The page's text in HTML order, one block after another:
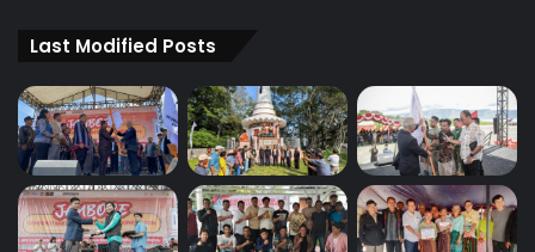
Last Modified Posts